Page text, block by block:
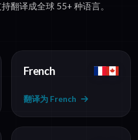
翻译成全球 55+ 种语言。
French
翻译为 French